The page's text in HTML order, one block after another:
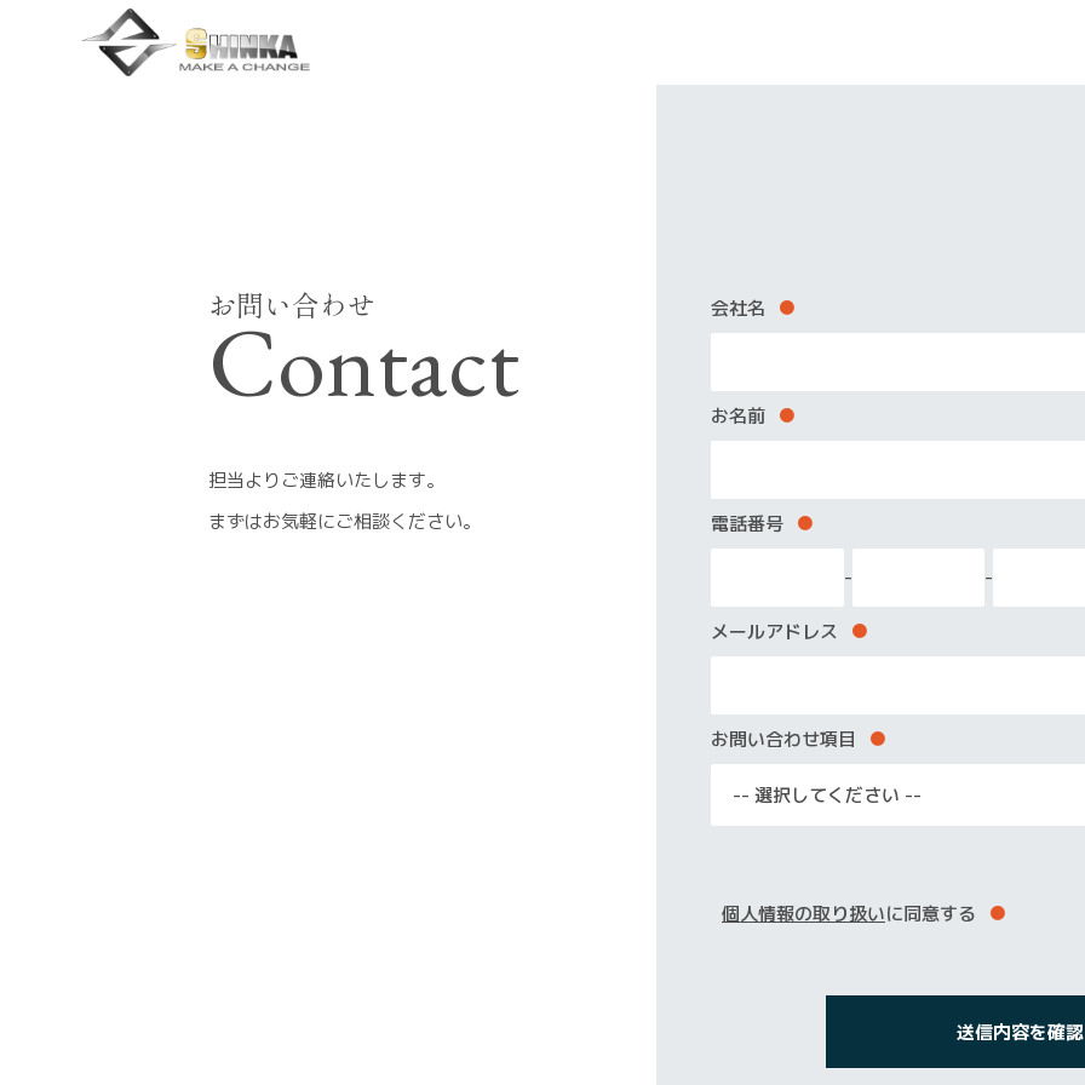
JOB CUBEとはAbout JOB CUBE
お問い合わせ
Contact
担当よりご連絡いたします。
まずはお気軽にご相談ください。
会社名 ●
お名前 ●
電話番号 ●
- -
メールアドレス ●
お問い合わせ項目 ●
個人情報の取り扱いに同意する ●
送信内容を確